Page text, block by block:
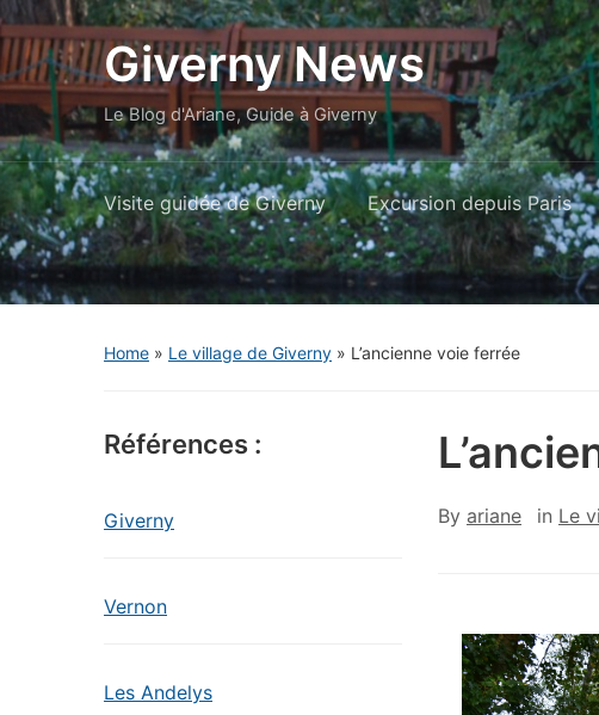
Giverny News
Le Blog d'Ariane, Guide à Giverny
Visite guidée de Giverny Excursion depuis Paris
Home » Le village de Giverny » L’ancienne voie ferrée
Références :
Giverny
Vernon
Les Andelys
By ariane in Le